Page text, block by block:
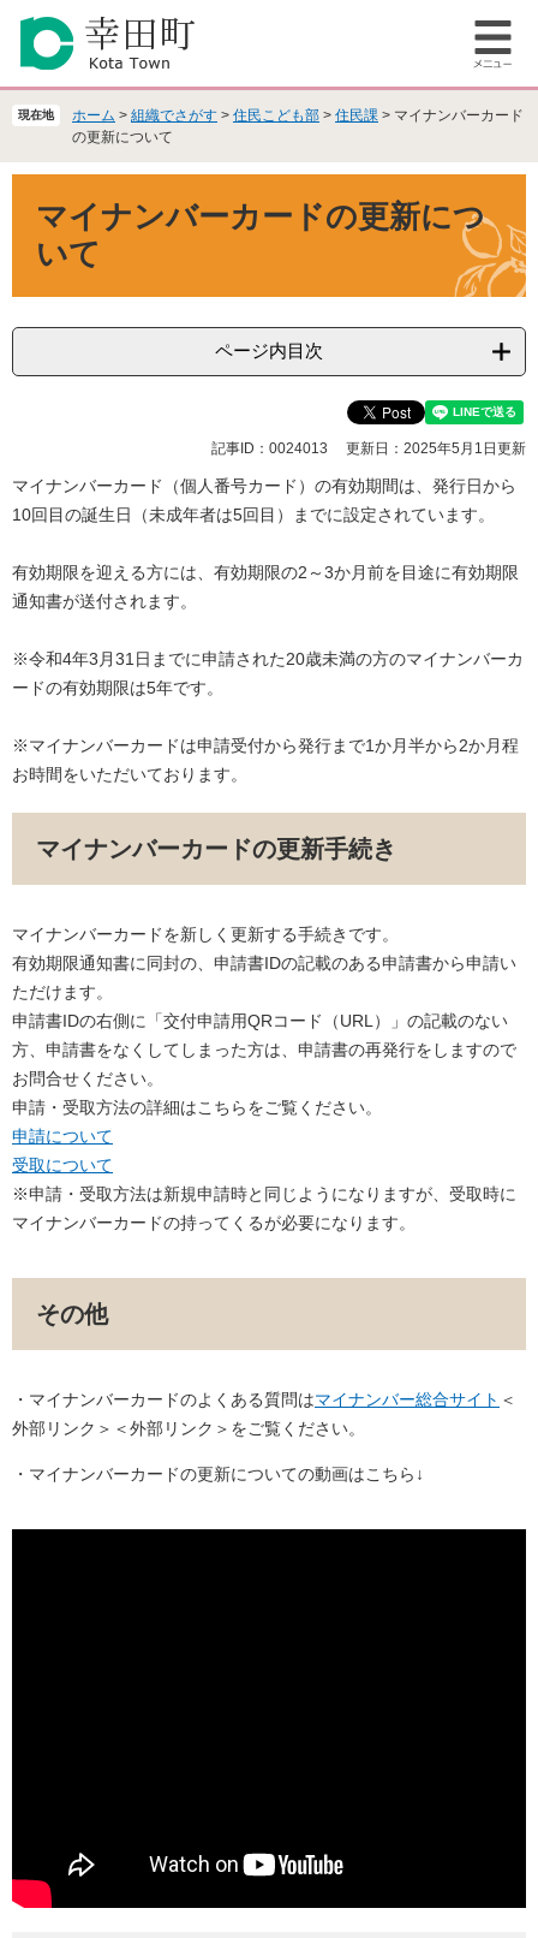
の
で
ー
ば
メ
ー
現在地 ホーム > 組織でさがす > 住民こども部 > 住民課 > マイナンバーカード
の更新について
マイナンバーカードの更新につ
いて
ページ内目次
記事ID：0024013 更新日：2025年5月1日更新
マイナンバーカード（個人番号カード）の有効期間は、発行日から
10回目の誕生日（未成年者は5回目）までに設定されています。
有効期限を迎える方には、有効期限の2～3か月前を目途に有効期限
通知書が送付されます。
※令和4年3月31日までに申請された20歳未満の方のマイナンバーカ
ードの有効期限は5年です。
※マイナンバーカードは申請受付から発行まで1か月半から2か月程
お時間をいただいております。
マイナンバーカードの更新手続き
マイナンバーカードを新しく更新する手続きです。
有効期限通知書に同封の、申請書IDの記載のある申請書から申請い
ただけます。
申請書IDの右側に「交付申請用QRコード（URL）」の記載のない
方、申請書をなくしてしまった方は、申請書の再発行をしますので
お問合せください。
申請・受取方法の詳細はこちらをご覧ください。
申請について
受取について
※申請・受取方法は新規申請時と同じようになりますが、受取時に
マイナンバーカードの持ってくるが必要になります。
その他
・マイナンバーカードのよくある質問はマイナンバー総合サイト ＜
外部リンク＞ ＜外部リンク＞をご覧ください。
・マイナンバーカードの更新についての動画はこちら↓